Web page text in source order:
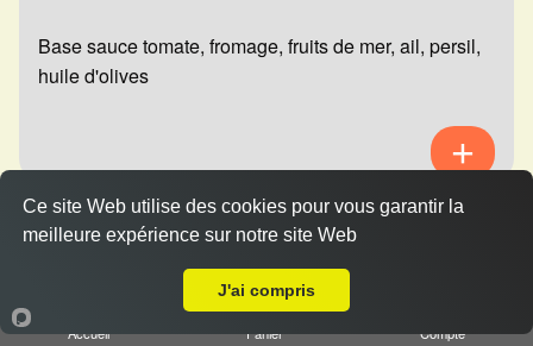
Base sauce tomate, fromage, fruits de mer, ail, persil,
huile d'olives
Pizza mexicaine
10.00 €
Accueil Panier Compte
Ce site Web utilise des cookies pour vous garantir la
meilleure expérience sur notre site Web
J'ai compris